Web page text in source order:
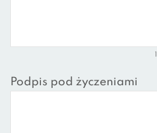
Podpis pod życzeniami